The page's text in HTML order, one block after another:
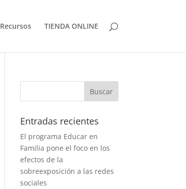
Recursos TIENDA ONLINE
Entradas recientes
El programa Educar en
Familia pone el foco en los
efectos de la
sobreexposición a las redes
sociales